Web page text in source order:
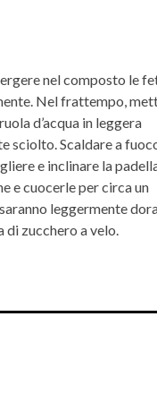
nel composto le
Nel frattempo,
d’acqua in leggera
sciolto. Scaldare a
e inclinare la
e cuocerle per circa un
leggermente
di zucchero a velo.